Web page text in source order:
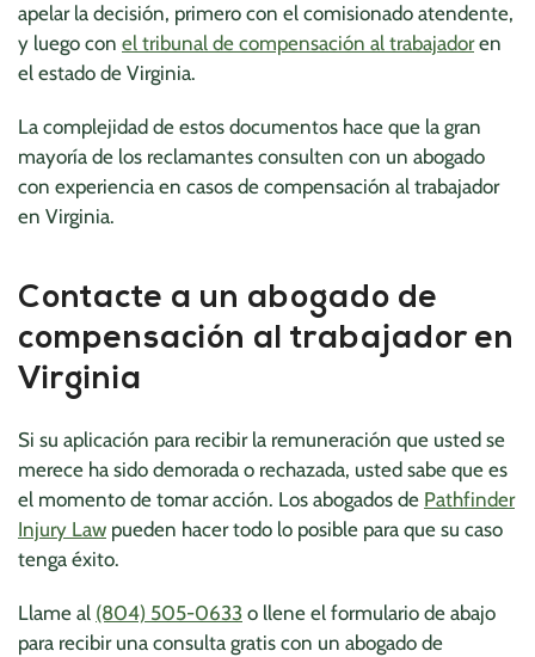
apelar la decisión, primero con el comisionado atendente,
y luego con el tribunal de compensación al trabajadoren
el estado de Virginia.
La complejidad de estos documentos hace que la gran
mayoría de los reclamantes consulten con un abogado
con experiencia en casos de compensación al trabajador
en Virginia.
Contacte a un abogado de
compensación al trabajador en
Virginia
Si su aplicación para recibir la remuneración que usted se
merece ha sido demorada o rechazada, usted sabe que es
el momento de tomar acción. Los abogados de Pathfinder
Injury Law pueden hacer todo lo posible para que su caso
tenga éxito.
Llame al (804) 505-0633 o llene el formulario de abajo
para recibir una consulta gratis con un abogado de